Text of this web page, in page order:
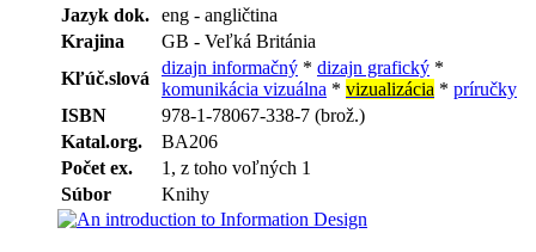
Jazyk dok. eng - angličtina
Krajina
GB - Veľká Británia
Kľúč.slová
dizajn informačný * dizajn grafický *
komunikácia vizuálna * vizualizácia * príručky
ISBN
978-1-78067-338-7 (brož.)
Katal.org.
BA206
Počet ex.
1, z toho voľných 1
Súbor
Knihy